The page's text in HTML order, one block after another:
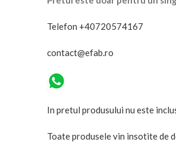
Telefon +40720574167
contact@efab.ro
In pretul produsului nu este
Toate produsele vin insotite de